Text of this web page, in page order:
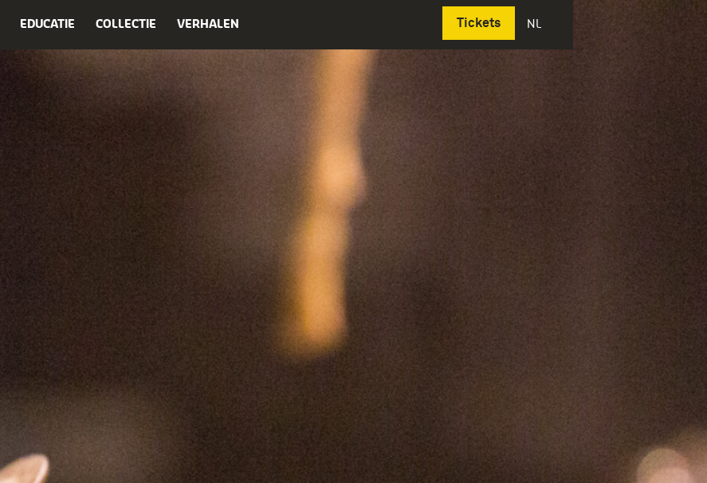
EDUCATIE COLLECTIE VERHALEN Tickets NL
Deutsch